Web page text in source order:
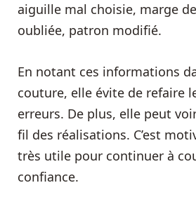
aiguille mal choisie, marge
oubliée, patron modifié.
En notant ces informations
couture, elle évite de refaire
erreurs. De plus, elle peut
fil des réalisations. C’est
très utile pour continuer à
confiance.